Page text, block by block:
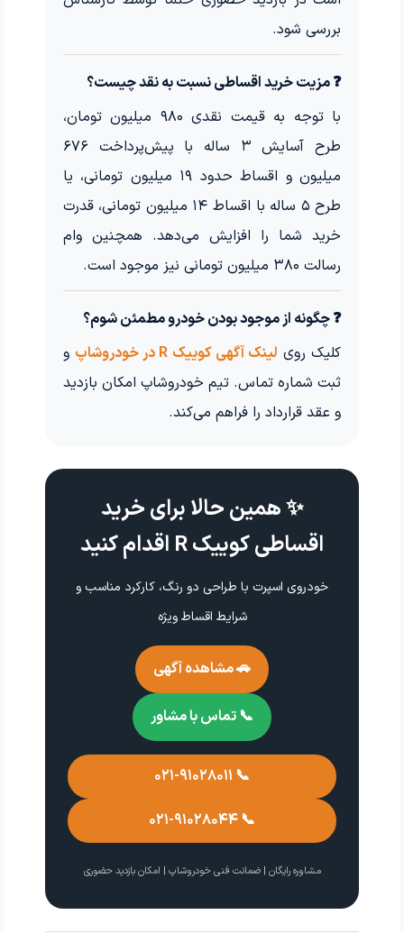
بررسی شود.
❓ مزیت خرید اقساطی نسبت به نقد چیست؟
با توجه به قیمت نقدی ۹۸۰ میلیون تومان،
طرح آسایش ۳ ساله با پیش‌پرداخت ۶۷۶
میلیون و اقساط حدود ۱۹ میلیون تومانی، یا
طرح ۵ ساله با اقساط ۱۴ میلیون تومانی، قدرت
خرید شما را افزایش می‌دهد. همچنین وام
رسالت ۳۸۰ میلیون تومانی نیز موجود است.
❓ چگونه از موجود بودن خودرو مطمئن شوم؟
کلیک روی لینک آگهی کوییک R در خودروشاپ
و
ثبت شماره تماس. تیم خودروشاپ امکان بازدید
و عقد قرارداد را فراهم می‌کند.
✨ همین حالا برای خرید
اقساطی کوییک R اقدام کنید
خودروی اسپرت با طراحی دو رنگ، کارکرد مناسب و
شرایط اقساط ویژه
🚗 مشاهده آگهی
📞 تماس با مشاور
📞 ۰۲۱-۹۱۰۲۸۰۱۱
📞 ۰۲۱-۹۱۰۲۸۰۴۴
مشاوره رایگان | ضمانت فنی خودروشاپ | امکان بازدید حضوری